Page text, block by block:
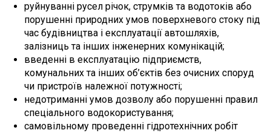
руйнуванні русел річок, струмків та водотоків або
порушенні природних умов поверхневого стоку під
час будівництва і експлуатації автошляхів,
залізниць та інших інженерних комунікацій;
введенні в експлуатацію підприємств,
комунальних та інших об’єктів без очисних споруд
чи пристроїв належної потужності;
недотриманні умов дозволу або порушенні правил
спеціального водокористування;
самовільному проведенні гідротехнічних робіт